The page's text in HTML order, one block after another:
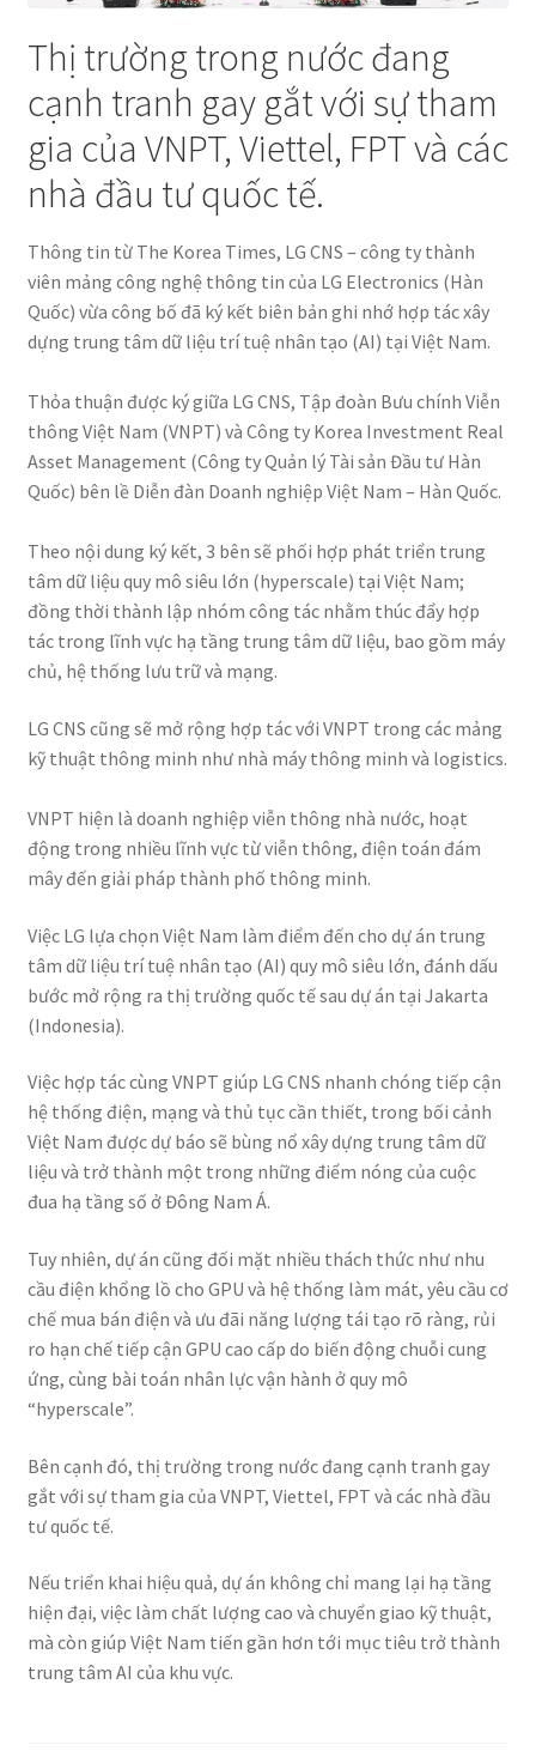
Thị trường trong nước đang
cạnh tranh gay gắt với sự tham
gia của VNPT, Viettel, FPT và các
nhà đầu tư quốc tế.
Thông tin từ The Korea Times, LG CNS – công ty thành
viên mảng công nghệ thông tin của LG Electronics (Hàn
Quốc) vừa công bố đã ký kết biên bản ghi nhớ hợp tác xây
dựng trung tâm dữ liệu trí tuệ nhân tạo (AI) tại Việt Nam.
Thỏa thuận được ký giữa LG CNS, Tập đoàn Bưu chính Viễn
thông Việt Nam (VNPT) và Công ty Korea Investment Real
Asset Management (Công ty Quản lý Tài sản Đầu tư Hàn
Quốc) bên lề Diễn đàn Doanh nghiệp Việt Nam – Hàn Quốc.
Theo nội dung ký kết, 3 bên sẽ phối hợp phát triển trung
tâm dữ liệu quy mô siêu lớn (hyperscale) tại Việt Nam;
đồng thời thành lập nhóm công tác nhằm thúc đẩy hợp
tác trong lĩnh vực hạ tầng trung tâm dữ liệu, bao gồm máy
chủ, hệ thống lưu trữ và mạng.
LG CNS cũng sẽ mở rộng hợp tác với VNPT trong các mảng
kỹ thuật thông minh như nhà máy thông minh và logistics.
VNPT hiện là doanh nghiệp viễn thông nhà nước, hoạt
động trong nhiều lĩnh vực từ viễn thông, điện toán đám
mây đến giải pháp thành phố thông minh.
Việc LG lựa chọn Việt Nam làm điểm đến cho dự án trung
tâm dữ liệu trí tuệ nhân tạo (AI) quy mô siêu lớn, đánh dấu
bước mở rộng ra thị trường quốc tế sau dự án tại Jakarta
(Indonesia).
Việc hợp tác cùng VNPT giúp LG CNS nhanh chóng tiếp cận
hệ thống điện, mạng và thủ tục cần thiết, trong bối cảnh
Việt Nam được dự báo sẽ bùng nổ xây dựng trung tâm dữ
liệu và trở thành một trong những điểm nóng của cuộc
đua hạ tầng số ở Đông Nam Á.
Tuy nhiên, dự án cũng đối mặt nhiều thách thức như nhu
cầu điện khổng lồ cho GPU và hệ thống làm mát, yêu cầu cơ
chế mua bán điện và ưu đãi năng lượng tái tạo rõ ràng, rủi
ro hạn chế tiếp cận GPU cao cấp do biến động chuỗi cung
ứng, cùng bài toán nhân lực vận hành ở quy mô
“hyperscale”.
Bên cạnh đó, thị trường trong nước đang cạnh tranh gay
gắt với sự tham gia của VNPT, Viettel, FPT và các nhà đầu
tư quốc tế.
Nếu triển khai hiệu quả, dự án không chỉ mang lại hạ tầng
hiện đại, việc làm chất lượng cao và chuyển giao kỹ thuật,
mà còn giúp Việt Nam tiến gần hơn tới mục tiêu trở thành
trung tâm AI của khu vực.